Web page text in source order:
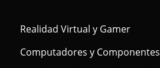
Realidad Virtual y Gamer
Computadores y Componentes